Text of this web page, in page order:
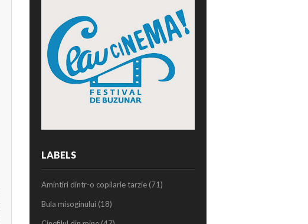
LABELS
Amintiri dintr-o copilarie tarzie (71)
Bula misoginului (18)